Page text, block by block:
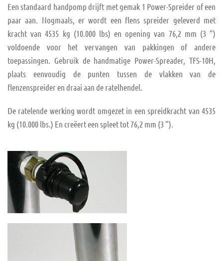
Een standaard handpomp drijft met gemak 1 Power-Spreider of een
paar aan. Nogmaals, er wordt een flens spreider geleverd met
kracht van 4535 kg (10.000 lbs) en opening van 76,2 mm (3 ”)
voldoende voor het vervangen van pakkingen of andere
toepassingen. Gebruik de handmatige Power-Spreader, TFS-10H,
plaats eenvoudig de punten tussen de vlakken van de
flenzenspreider en draai aan de ratelhendel.
De ratelende werking wordt omgezet in een spreidkracht van 4535
kg (10.000 lbs.) En creëert een spleet tot 76,2 mm (3 ”).